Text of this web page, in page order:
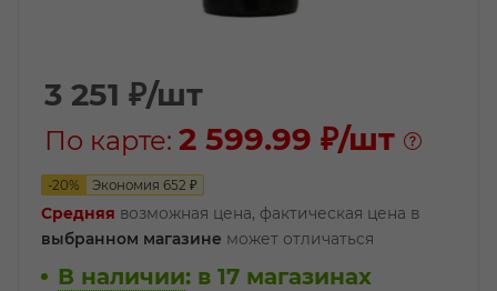
3 251 ₽/шт
По карте: 2 599.99 ₽/шт
-20% Экономия 652 ₽
Средняя возможная цена, фактическая цена в
выбранном магазине может отличаться
В наличии: в 17 магазинах